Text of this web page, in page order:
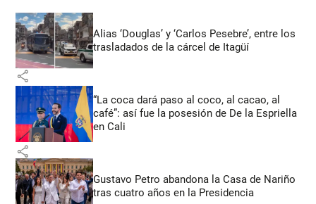
Alias ‘Douglas’ y ‘Carlos Pesebre’, entre los
trasladados de la cárcel de Itagüí
share
“La coca dará paso al coco, al cacao, al
café”: así fue la posesión de De la Espriella
en Cali
share
Gustavo Petro abandona la Casa de Nariño
tras cuatro años en la Presidencia